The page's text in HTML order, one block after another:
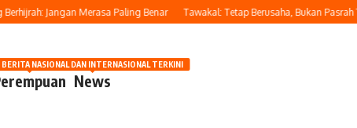
Jangan Merasa Paling Benar Tawakal: Tetap Berusaha, Bukan Pasrah Tanpa
INIKECANTIKAN WANITA
News
BERITA NASIONAL DAN INTERNASIONAL TERKINI